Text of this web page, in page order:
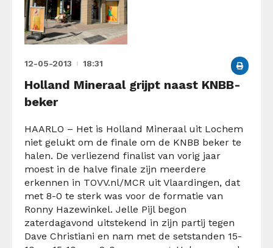
12-05-2013 18:31
Holland Mineraal grijpt naast KNBB-
beker
HAARLO – Het is Holland Mineraal uit Lochem
niet gelukt om de finale om de KNBB beker te
halen. De verliezend finalist van vorig jaar
moest in de halve finale zijn meerdere
erkennen in TOVV.nl/MCR uit Vlaardingen, dat
met 8-0 te sterk was voor de formatie van
Ronny Hazewinkel. Jelle Pijl begon
zaterdagavond uitstekend in zijn partij tegen
Dave Christiani en nam met de setstanden 15-